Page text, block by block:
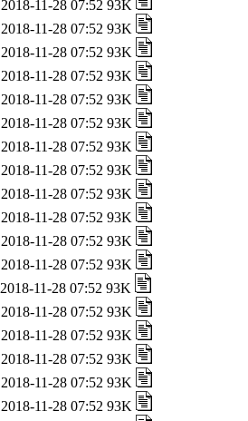
2018-11-28 07:52 93K
2018-11-28 07:52 93K
2018-11-28 07:52 93K
2018-11-28 07:52 93K
2018-11-28 07:52 93K
2018-11-28 07:52 93K
2018-11-28 07:52 93K
2018-11-28 07:52 93K
2018-11-28 07:52 93K
2018-11-28 07:52 93K
2018-11-28 07:52 93K
2018-11-28 07:52 93K
2018-11-28 07:52 93K
2018-11-28 07:52 93K
2018-11-28 07:52 93K
2018-11-28 07:52 93K
2018-11-28 07:52 93K
2018-11-28 07:52 93K